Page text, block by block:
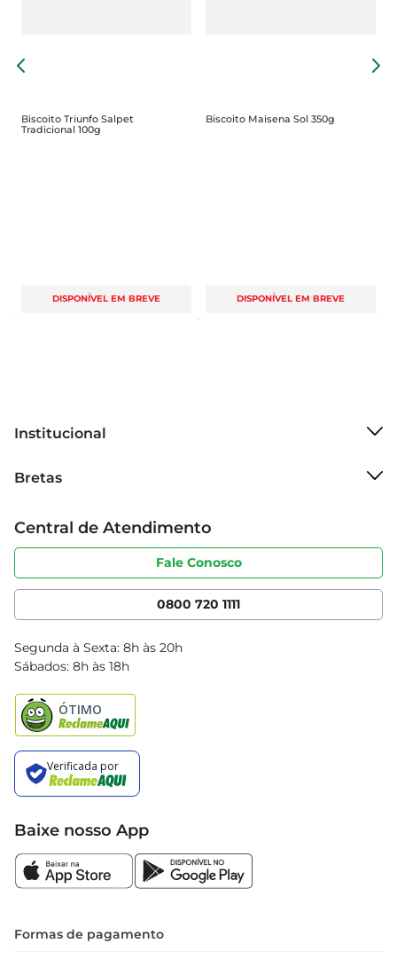
Biscoito Triunfo Salpet
Tradicional 100g
DISPONÍVEL EM BREVE
Biscoito Maisena Sol 350g
DISPONÍVEL EM BREVE
Institucional
Grupo Cencosud
Sobre privacidade
Portal do fornecedor
Cencosud Media
Bretas
Produtos Bretas
Código de ética
Serviços
Clube Bretas
Blog Bretas
Black Friday
Central de Atendimento
Fale Conosco
0800 720 1111
Segunda à Sexta: 8h às 20h
Sábados: 8h às 18h
Baixe nosso App
Formas de pagamento